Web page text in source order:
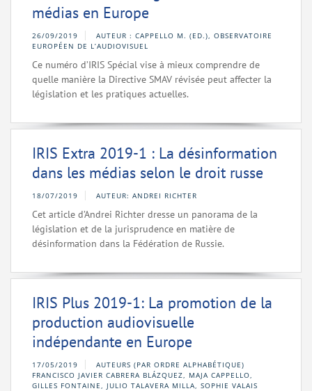
médias en Europe
26/09/2019
AUTEUR : CAPPELLO M. (ED.), OBSERVATOIRE
EUROPÉEN DE L’AUDIOVISUEL
Ce numéro d’IRIS Spécial vise à mieux comprendre de
quelle manière la Directive SMAV révisée peut affecter la
législation et les pratiques actuelles.
IRIS Extra 2019-1 : La désinformation
dans les médias selon le droit russe
18/07/2019 AUTEUR: ANDREI RICHTER
Cet article d’Andrei Richter dresse un panorama de la
législation et de la jurisprudence en matière de
désinformation dans la Fédération de Russie.
IRIS Plus 2019-1: La promotion de la
production audiovisuelle
indépendante en Europe
17/05/2019
AUTEURS (PAR ORDRE ALPHABÉTIQUE)
FRANCISCO JAVIER CABRERA BLÁZQUEZ, MAJA CAPPELLO,
GILLES FONTAINE, JULIO TALAVERA MILLA, SOPHIE VALAIS